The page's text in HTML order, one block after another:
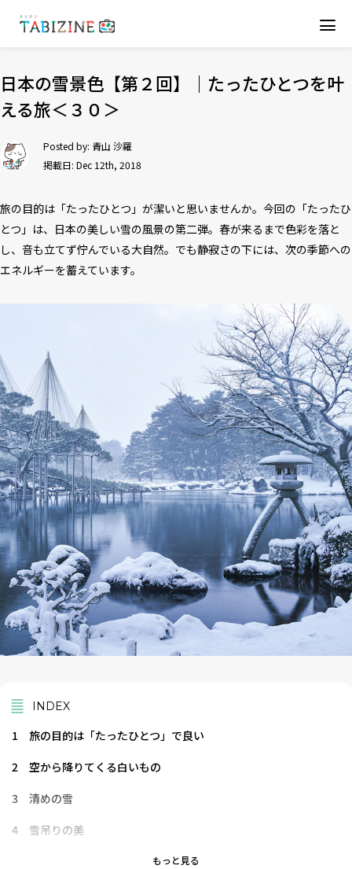
日本の雪景色【第２回】｜たったひとつを叶
える旅＜３０＞
Posted by: 青山 沙羅
掲載日: Dec 12th, 2018
旅の目的は「たったひとつ」が潔いと思いませんか。今回の「たったひ
とつ」は、日本の美しい雪の風景の第二弾。春が来るまで色彩を落と
し、音も立てず佇んでいる大自然。でも静寂さの下には、次の季節への
エネルギーを蓄えています。
もっと見る
INDEX
1
旅の目的は「たったひとつ」で良い
2
空から降りてくる白いもの
3
清めの雪
4
雪吊りの美